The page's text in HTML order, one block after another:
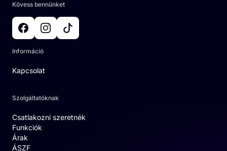
Kövess bennünket
Információ
Kapcsolat
Szolgáltatóknak
Csatlakozni szeretnék
Funkciók
Árak
ÁSZF